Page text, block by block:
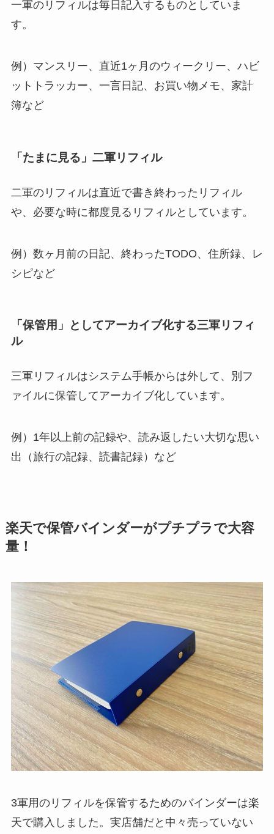
一軍のリフィルは毎日記入するものとしていま
す。
例）マンスリー、直近1ヶ月のウィークリー、ハビ
ットトラッカー、一言日記、お買い物メモ、家計
簿など
「たまに見る」二軍リフィル
二軍のリフィルは直近で書き終わったリフィル
や、必要な時に都度見るリフィルとしています。
例）数ヶ月前の日記、終わったTODO、住所録、レ
シピなど
「保管用」としてアーカイブ化する三軍リフィ
ル
三軍リフィルはシステム手帳からは外して、別フ
ァイルに保管してアーカイブ化しています。
例）1年以上前の記録や、読み返したい大切な思い
出（旅行の記録、読書記録）など
楽天で保管バインダーがプチプラで大容
量！
3軍用のリフィルを保管するためのバインダーは楽
天で購入しました。実店舗だと中々売っていない